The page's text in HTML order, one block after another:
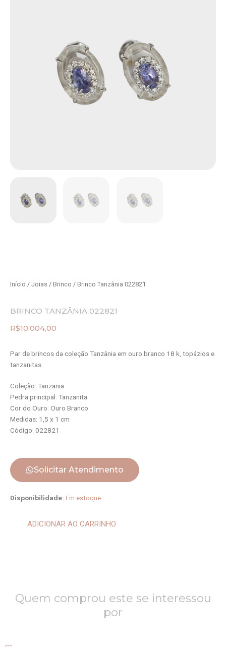
Início / Joias / Brinco / Brinco Tanzânia 022821
BRINCO TANZÂNIA 022821
R$10.004,00
Par de brincos da coleção Tanzânia em ouro branco 18 k, topázios e
tanzanitas
Coleção: Tanzania
Pedra principal: Tanzanita
Cor do Ouro: Ouro Branco
Medidas: 1,5 x 1 cm
Código: 022821
Solicitar Atendimento
Disponibilidade: Em estoque
Brinco
022821ADICIONAR AO CARRINHO
Quem comprou este se interessou
por